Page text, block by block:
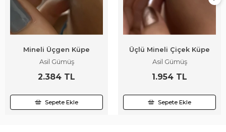
Mineli Üçgen Küpe
Asil Gümüş
2.384 TL
Sepete Ekle
Üçlü Mineli Çiçek Küpe
Asil Gümüş
1.954 TL
Sepete Ekle